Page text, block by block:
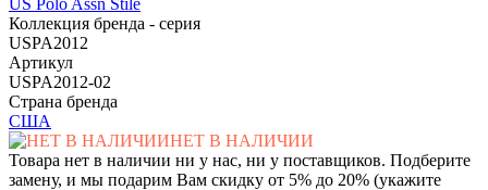
Коллекция бренда - серия
USPA2012
Артикул
USPA2012-02
Страна бренда
США
НЕТ В НАЛИЧИИ
Товара нет в наличии ни у нас, ни у поставщиков. Подберите
замену, и мы подарим Вам скидку от 5% до 20% (укажите